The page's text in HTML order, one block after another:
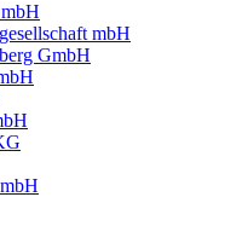
mbH
GmbH